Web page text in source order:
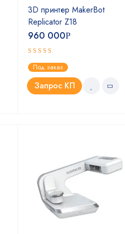
3D принтер MakerBot
Replicator Z18
960 000Р
Оценка
4.75из 5
Под заказ
Запрос КП